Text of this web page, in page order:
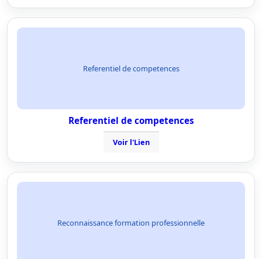
Referentiel de competences
Referentiel de competences
Voir l'Lien
Reconnaissance formation professionnelle